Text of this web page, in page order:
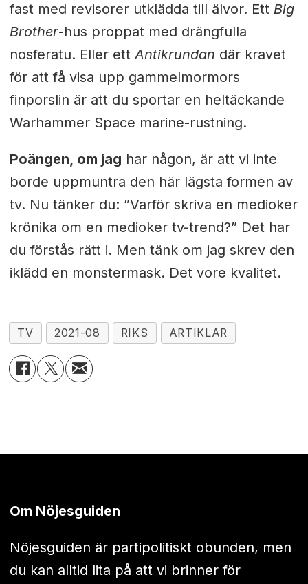
fast med revisorer utklädda till älvor. Ett Big
Brother-hus proppat med drängfulla
nosferatu. Eller ettAntikrundan där kravet
för att få visa upp gammelmormors
finporslin är att du sportar en heltäckande
Warhammer Space marine-rustning.
Poängen, om jag har någon, är att vi inte
borde uppmuntra den här lägsta formen av
tv. Nu tänker du: ”Varför skriva en medioker
krönika om en medioker tv-trend?” Det har
du förstås rätt i. Men tänk om jag skrev den
iklädd en monstermask. Det vore kvalitet.
TV 2021-08 RIKS ARTIKLAR
Om Nöjesguiden
Nöjesguiden är partipolitiskt obunden, men
du kan alltid lita på att vi brinner för